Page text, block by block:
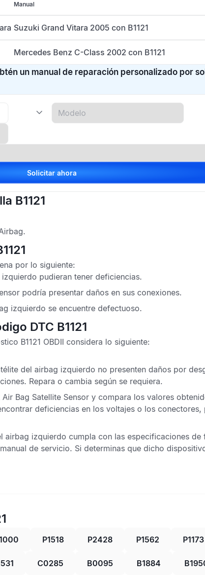
Manual
Suzuki Grand Vitara 2005 con B1121
Mercedes Benz C-Class 2002 con B1121
un manual de reparación personalizado por
Solicitar ahora
B1121
.
por lo siguiente:
izquierdo pudieran tener deficiencias.
podría presentar daños en sus conexiones.
izquierdo se encuentre defectuoso.
DTC B1121
B1121 OBDII considera lo siguiente:
del airbag izquierdo no presenten daños por
Repara o cambia según se requiera.
Air Bag Satellite Sensor y compara los valores
deficiencias en los voltajes o los conectores,
airbag izquierdo cumpla con las especificaciones de
de servicio. Si determinas que dicho
P1518 P2428 P1562 P1173
C0285 B0095 B1884